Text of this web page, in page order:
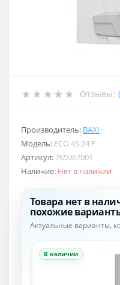
Отзывы:
Производитель: BAXI
Модель: ECO 4S 24 F
Артикул:765967001
Наличие: Нет в наличии
Товара нет в
похожие
Актуальные варианты,
В наличии